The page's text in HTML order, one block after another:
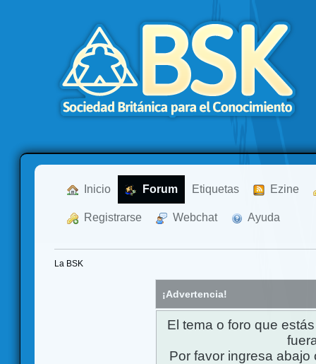
Inicio Forum Etiquetas Ezine
Registrarse Webchat Ayuda
La BSK
¡Advertencia!
El tema o foro que
Por favor ingresa